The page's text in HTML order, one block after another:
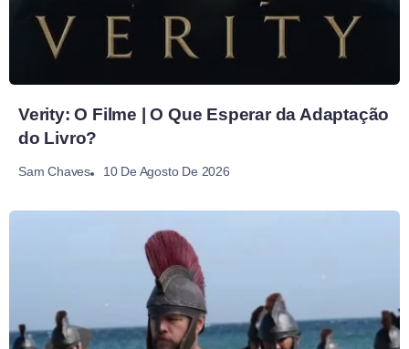
Verity: O Filme | O Que Esperar da Adaptação
do Livro?
Sam Chaves 10 De Agosto De 2026